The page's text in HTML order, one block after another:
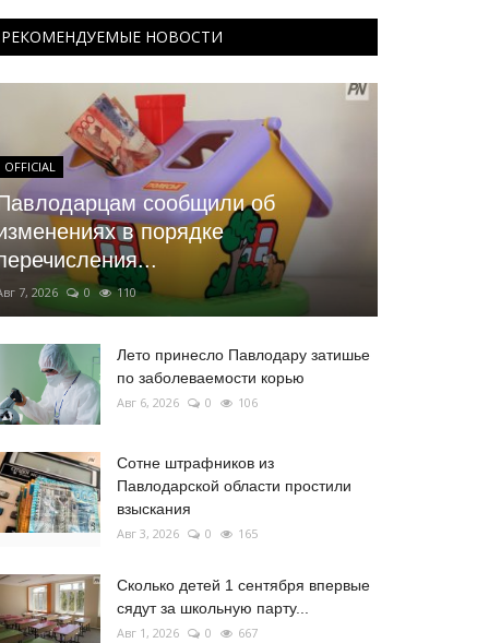
РЕКОМЕНДУЕМЫЕ НОВОСТИ
OFFICIAL
сообщили об
в порядке
7, 2026 0 110
Лето принесло Павлодару затишье
по заболеваемости корью
Авг 6, 2026 0 106
Сотне штрафников из
Павлодарской области простили
взыскания
Авг 3, 2026 0 165
Сколько детей 1 сентября впервые
сядут за школьную парту...
Авг 1, 2026 0 667